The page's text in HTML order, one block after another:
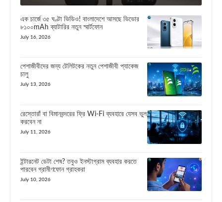
এক চার্জে ৩৫ ঘণ্টা ভিডিও! বাংলাদেশে আসছে ভিভোর
৮১০০mAh ব্যাটারির নতুন স্মার্টফোন
July 16, 2026
পেশাজীবীদের জন্য টেলিটকের নতুন পেশাজীবী প্যাকেজ
চালু
July 13, 2026
রেস্তোরাঁ বা বিমানবন্দরের ফ্রি Wi-Fi ব্যবহারে যেসব ভুল
করবেন না
July 11, 2026
ইন্টারনেট ডেটা শেষ? তবুও ইনস্টাগ্রাম ব্যবহার করতে
পারবেন গ্রামীণফোন গ্রাহকরা
July 10, 2026